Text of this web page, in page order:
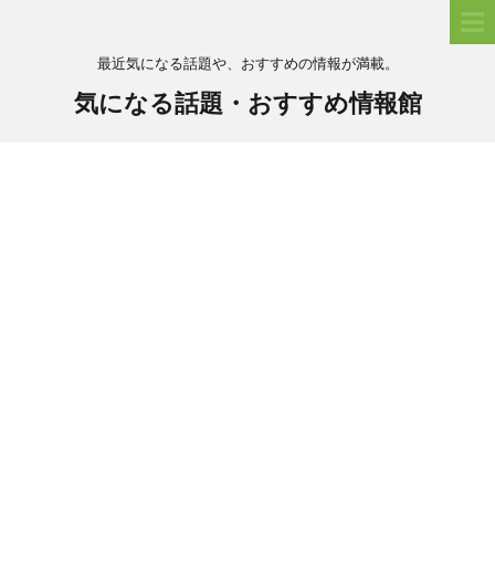
最近気になる話題や、おすすめの情報が満載。
気になる話題・おすすめ情報館